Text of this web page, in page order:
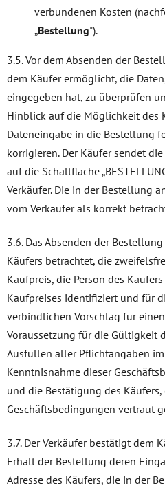
verbundenen Kosten
„Bestellung").
3.5. Vor dem Absenden der
dem Käufer ermöglicht, die
eingegeben hat, zu überprüfen
Hinblick auf die Möglichkeit des
Dateneingabe in die Bestellung
korrigieren. Der Käufer sendet
auf die Schaltfläche
Verkäufer. Die in der Bestellung
vom Verkäufer als korrekt
3.6. Das Absenden der
Käufers betrachtet, die
Kaufpreis, die Person des
Kaufpreises identifiziert und für
verbindlichen Vorschlag für
Voraussetzung für die Gültigkeit
Ausfüllen aller Pflichtangaben
Kenntnisnahme dieser
und die Bestätigung des
Geschäftsbedingungen vertraut
3.7. Der Verkäufer bestätigt dem
Erhalt der Bestellung deren
Adresse des Käufers, die in der